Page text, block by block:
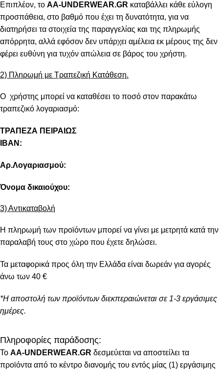
Επιπλέον, το AA-UNDERWEAR.GR καταβάλλει κάθε εύλογη
προσπάθεια, στο βαθμό που έχει τη δυνατότητα, για να
διατηρήσει τα στοιχεία της παραγγελίας και της πληρωμής
απόρρητα, αλλά εφόσον δεν υπάρχει αμέλεια εκ μέρους της δεν
φέρει ευθύνη για τυχόν απώλεια σε βάρος του χρήστη.
2) Πληρωμή με Τραπεζική Κατάθεση.
Ο χρήστης μπορεί να καταθέσει το ποσό στον παρακάτω
τραπεζικό λογαριασμό:
ΤΡΑΠΕΖΑ ΠΕΙΡΑΙΩΣ
IBAN:
Αρ.Λογαριασμού:
Όνομα δικαιούχου:
3) Αντικαταβολή
Η πληρωμή των προϊόντων μπορεί να γίνει με μετρητά κατά την
παραλαβή τους στο χώρο που έχετε δηλώσει.
Τα μεταφορικά προς όλη την Ελλάδα είναι δωρεάν για αγορές
άνω των 40 €
*Η αποστολή των προϊόντων διεκπεραιώνεται σε 1-3 εργάσιμες
ημέρες.
Πληροφορίες παράδοσης:
To AA-UNDERWEAR.GR δεσμεύεται να αποστείλει τα
προϊόντα από το κέντρο διανομής του εντός μίας (1) εργάσιμης